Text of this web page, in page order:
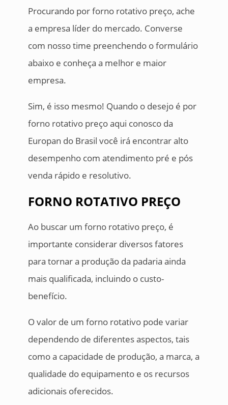
Procurando por forno rotativo preço, ache
a empresa líder do mercado. Converse
com nosso time preenchendo o formulário
abaixo e conheça a melhor e maior
empresa.
Sim, é isso mesmo! Quando o desejo é por
forno rotativo preço aqui conosco da
Europan do Brasil você irá encontrar alto
desempenho com atendimento pré e pós
venda rápido e resolutivo.
FORNO ROTATIVO PREÇO
Ao buscar um forno rotativo preço, é
importante considerar diversos fatores
para tornar a produção da padaria ainda
mais qualificada, incluindo o custo-
benefício.
O valor de um forno rotativo pode variar
dependendo de diferentes aspectos, tais
como a capacidade de produção, a marca, a
qualidade do equipamento e os recursos
adicionais oferecidos.